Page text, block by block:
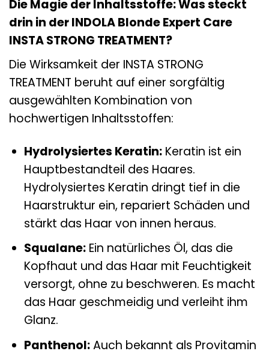
Die Magie der Inhaltsstoffe: Was steckt
drin in der INDOLA Blonde Expert Care
INSTA STRONG TREATMENT?
Die Wirksamkeit der INSTA STRONG
TREATMENT beruht auf einer sorgfältig
ausgewählten Kombination von
hochwertigen Inhaltsstoffen:
Hydrolysiertes Keratin:Keratin ist ein
Hauptbestandteil des Haares.
Hydrolysiertes Keratin dringt tief in die
Haarstruktur ein, repariert Schäden und
stärkt das Haar von innen heraus.
Squalane:Ein natürliches Öl, das die
Kopfhaut und das Haar mit Feuchtigkeit
versorgt, ohne zu beschweren. Es macht
das Haar geschmeidig und verleiht ihm
Glanz.
Panthenol:Auch bekannt als Provitamin